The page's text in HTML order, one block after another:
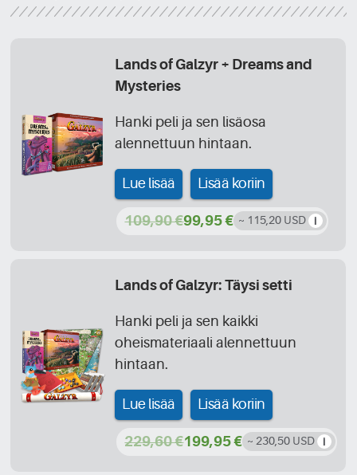
Lands of Galzyr + Dreams and
Mysteries
Hanki peli ja sen lisäosa
alennettuun hintaan.
Lue lisää Lisää koriin
109,90 €99,95 € ~ 115,20 USD
Lands of Galzyr: Täysi setti
Hanki peli ja sen kaikki
oheismateriaali alennettuun
hintaan.
Lue lisää Lisää koriin
229,60 €199,95 € ~ 230,50 USD